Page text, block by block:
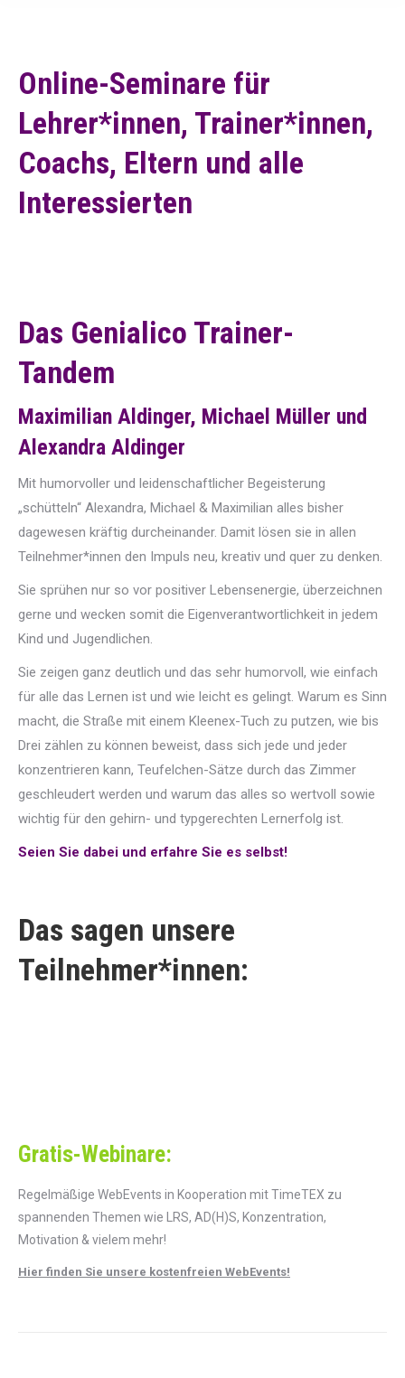
Online-Seminare für
Lehrer*innen, Trainer*innen,
Coachs, Eltern und alle
Interessierten
Das Genialico Trainer-
Tandem
Maximilian Aldinger, Michael Müller und
Alexandra Aldinger
Mit humorvoller und leidenschaftlicher Begeisterung
„schütteln“ Alexandra, Michael & Maximilian alles bisher
dagewesen kräftig durcheinander. Damit lösen sie in allen
Teilnehmer*innen den Impuls neu, kreativ und quer zu denken.
Sie sprühen nur so vor positiver Lebensenergie, überzeichnen
gerne und wecken somit die Eigenverantwortlichkeit in jedem
Kind und Jugendlichen.
Sie zeigen ganz deutlich und das sehr humorvoll, wie einfach
für alle das Lernen ist und wie leicht es gelingt. Warum es Sinn
macht, die Straße mit einem Kleenex-Tuch zu putzen, wie bis
Drei zählen zu können beweist, dass sich jede und jeder
konzentrieren kann, Teufelchen-Sätze durch das Zimmer
geschleudert werden und warum das alles so wertvoll sowie
wichtig für den gehirn- und typgerechten Lernerfolg ist.
Seien Sie dabei und erfahre Sie es selbst!
Das sagen unsere
Teilnehmer*innen:
Gratis-Webinare:
Regelmäßige WebEvents in Kooperation mit TimeTEX zu
spannenden Themen wie LRS, AD(H)S, Konzentration,
Motivation & vielem mehr!
Hier finden Sie unsere kostenfreien WebEvents!